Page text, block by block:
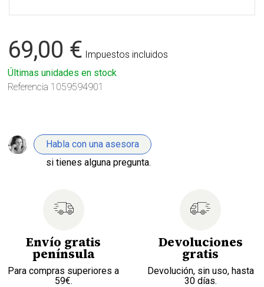
69,00 € Impuestos incluidos
Últimas unidades en stock
Referencia 1059594901
Habla con una asesora
si tienes alguna pregunta.
Envío gratis
península
Para compras superiores a
59€.
Devoluciones
gratis
Devolución, sin uso, hasta
30 días.